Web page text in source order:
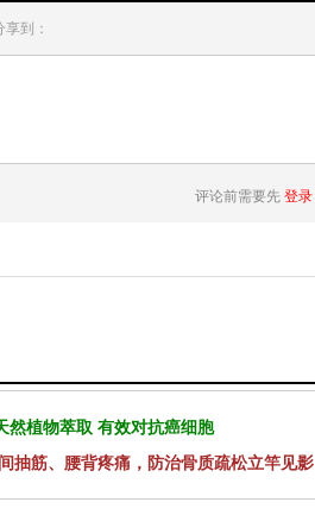
享到：
评论前需要先 登录
然植物萃取 有效对抗癌细胞
抽筋、腰背疼痛，防治骨质疏松立竿见影